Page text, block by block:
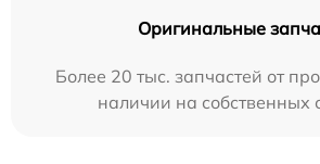
Оригинальные
Более 20 тыс. запчастей от
наличии на собственных